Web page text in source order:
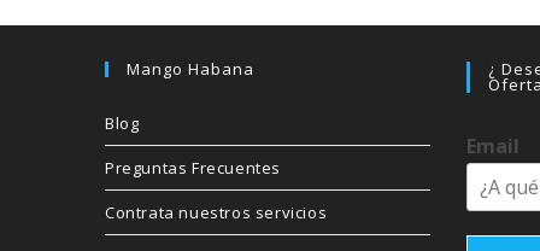
Mango Habana
Blog
Preguntas Frecuentes
Contrata nuestros servicios
¿
Email